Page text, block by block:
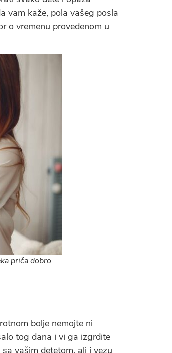
vam kaže, pola vašeg posla
o vremenu provedenom u
priča dobro
bolje nemojte ni
tog dana i vi ga izgrdite
vašim detetom, ali i vezu